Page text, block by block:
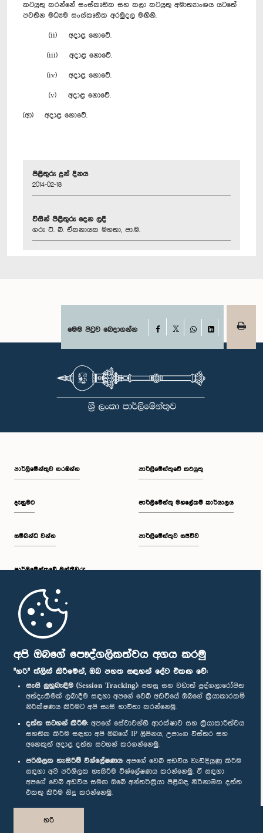
අපි ඔබගේ පෞද්ගලිකත්වය අගය කරමු
"හරි" ක්ලික් කිරීමෙන්, ඔබ පහත සඳහන් දේට එකඟ වේ:
සැසි ලුහුබැඳීම (Session Tracking): පහසු සහ වඩාත් පුද්ගලාරෝපිත
අත්දැකීමක් ලබාදීම සඳහා අපගේ වෙබ් අඩවියේ ඔබගේ ක්‍රියාකාරකම්
නිරීක්ෂණය කිරීමට අපි සැසි භාවිතා කරන්නෙමු.
දත්ත සටහන් කිරීම: අපගේ සේවාවන්හි ආරක්ෂාව සහ ක්‍රියාකාරීත්වය
සහතික කිරීම සඳහා අපි ඔබගේ IP ලිපිනය, උපාංග විස්තර සහ
අනෙකුත් අදාළ දත්ත සටහන් කරගන්නෙමු.
පරිශීලක හැසිරීම් විශ්ලේෂණය: අපගේ වෙබ් අඩවිය වැඩිදියුණු කිරීම
සඳහා අපි පරිශීලක හැසිරීම විශ්ලේෂණය කරන්නෙමු. ඒ සඳහා
අපගේ වෙබ් අඩවිය සමඟ ඔබේ අන්තර්ක්‍රියා පිළිබඳ නිර්නාමික දත්ත
එකතු කිරීම සිදු කරන්නෙමු.
හරි
කටයුතු කරන්නේ සංස්කෘතික සහ කලා කටයුතු අමාත්‍යාංශය යටතේ
පවතින මධ්‍යම සංස්කෘතික අරමුදල මඟිනි.
(ii) අදාළ නොවේ.
(iii) අදාළ නොවේ.
(iv) අදාළ නොවේ.
(v) අදාළ නොවේ.
(ආ) අදාළ නොවේ.
පිළිතුරු දුන් දිනය
2014-02-18
විසින් පිළිතුරු දෙන ලදී
ගරු ටී. බී. ඒකනායක මහතා, පා.ම.
මෙම පිටුව බෙදාගන්න Facebook
WhatsAppLinkedIn
පාර්ලි‌මේන්තුව නරඹන්න
දැනුමට
සම්බන්ධ වන්න
පාර්ලි‌මේන්තුවේ මන්ත්‍රීවරු
මුල් පිටුව
පාර්ලිමේන්තුවේ කටයුතු
පාර්ලිමේන්තු මහලේකම් කාර්යාලය
පාර්ලිමේන්තුව සජීවීව
පාර්ලිමේන්තු ජංගම යෙදුම
අප හා සම්බන්ධ වී සිටින්න :
සම්මාන
පෞද්ගලිකත්ව ප්‍රතිපත්තිය